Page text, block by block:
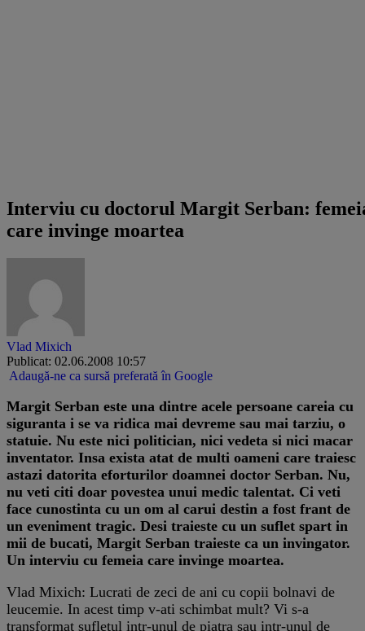
Interviu cu doctorul Margit Serban:
care invinge moartea
Vlad Mixich
Publicat: 02.06.2008 10:57
Adaugă-ne ca sursă preferată în Google
Margit Serban este una dintre acele persoane careia cu
siguranta i se va ridica mai devreme sau mai tarziu, o
statuie. Nu este nici politician, nici vedeta si nici macar
inventator. Insa exista atat de multi oameni care traiesc
astazi datorita eforturilor doamnei doctor Serban. Nu,
nu veti citi doar povestea unui medic talentat. Ci veti
face cunostinta cu un om al carui destin a fost frant de
un eveniment tragic. Desi traieste cu un suflet spart in
mii de bucati, Margit Serban traieste ca un invingator.
Un interviu cu femeia care invinge moartea.
Vlad Mixich: Lucrati de zeci de ani cu copii bolnavi de
leucemie. In acest timp v-ati schimbat mult? Vi s-a
transformat sufletul intr-unul de piatra sau intr-unul de